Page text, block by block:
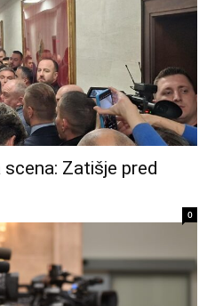
Zatišje pred
0